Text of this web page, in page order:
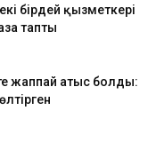
бірдей қызметкері
тапты
жаппай атыс болды: